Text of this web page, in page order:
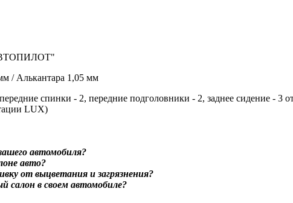
/ Алькантара 1,05 мм
спинки - 2, передние подголовники - 2, заднее сидение - 3
LUX)
автомобиля?
авто?
от выцветания и загрязнения?
в своем автомобиле?